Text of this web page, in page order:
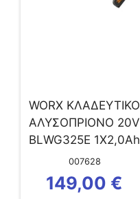
WORX ΚΛΑΔΕΥΤΙΚΟ
ΑΛΥΣΟΠΡΙΟΝΟ 20V
BLWG325E 1X2,0Ah
007628
149,00 €